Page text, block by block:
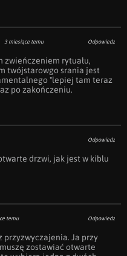
3 miesiące temu Odpowiedz
zwieńczeniem rytuału,
twójstarowgo srania jest
"lepiej tam teraz
po zakończeniu.
Odpowiedz
drzwi, jak jest w kiblu
temu Odpowiedz
przyzwyczajenia. Ja przy
zostawiać otwarte